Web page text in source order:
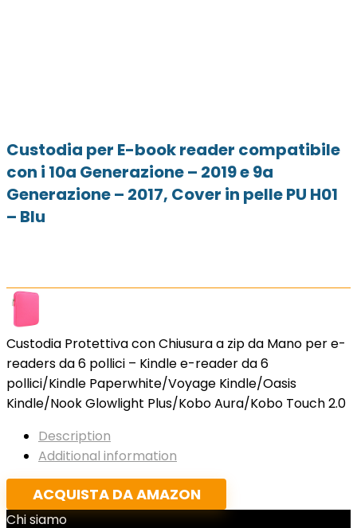
Custodia per E-book reader compatibile
con i 10a Generazione – 2019 e 9a
Generazione – 2017, Cover in pelle PU H01
– Blu
Custodia Protettiva con Chiusura a zip da Mano per e-
readers da 6 pollici – Kindle e-reader da 6
pollici/Kindle Paperwhite/Voyage Kindle/Oasis
Kindle/Nook Glowlight Plus/Kobo Aura/Kobo Touch 2.0
Description
Additional information
ACQUISTA DA AMAZON
Chi siamo